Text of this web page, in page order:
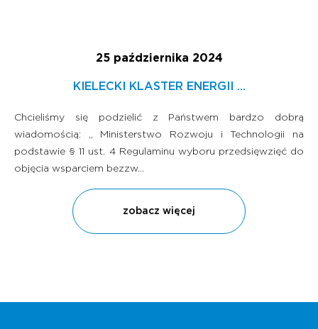
25 października 2024
KIELECKI KLASTER ENERGII ...
Chcieliśmy się podzielić z Państwem bardzo dobrą
wiadomością: „ Ministerstwo Rozwoju i Technologii na
podstawie § 11 ust. 4 Regulaminu wyboru przedsięwzięć do
objęcia wsparciem bezzw...
zobacz więcej